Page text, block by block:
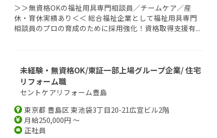
＞＞無資格OKの福祉用具専門相談員／チームケア／産
休・育休実績あり＜＜ 総合福祉企業として福祉用具専門
相談員のプロの育成のために採用強化！資格取得支援有...
未経験・無資格OK/東証一部上場グループ企業/ 住宅
リフォーム職
セントケアリフォーム豊島
東京都 豊島区 東池袋3丁目20-21広宣ビル2階
月給250,000円 ～
正社員